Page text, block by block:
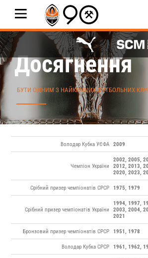
Досягнення
БУТИ ОДНИМ З НАЙКРАЩИХ ФУТБОЛЬНИХ
Володар Кубка УЄФА 2009
Чемпіон України
2002, 2005,
2012, 2013,
2020, 2023,
Срібний призер чемпіонатів СРСР 1975, 1979
Срібний призер чемпіонатів України
1994, 1997,
2003, 2004,
2021
Бронзовий призер чемпіонатів СРСР 1951, 1978
Володар Кубка СРСР 1961, 1962,